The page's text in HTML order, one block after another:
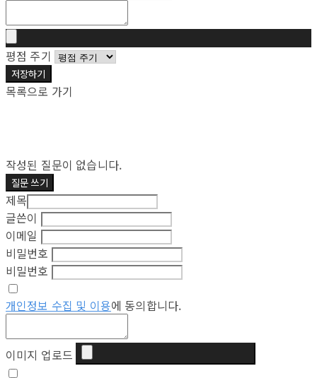
평점 주기
저장하기
목록으로 가기
작성된 질문이 없습니다.
질문 쓰기
제목
글쓴이
이메일
비밀번호
비밀번호
개인정보 수집 및 이용에 동의합니다.
이미지 업로드